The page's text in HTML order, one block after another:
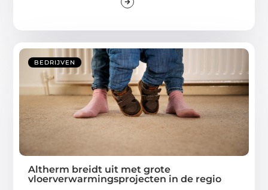
BEDRIJVEN
Altherm breidt uit met grote
vloerverwarmingsprojecten in de regio